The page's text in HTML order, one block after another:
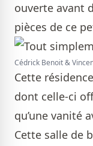
ouverte avant
pièces de ce
Cédrick Benoit &
Cette
dont celle-ci
qu’une vanité
Cette salle de